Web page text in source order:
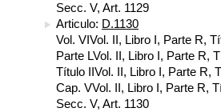
Secc. V, Art. 1129
Articulo: D.1130
Vol. VIVol. II, Libro I, Parte R,
Parte LVol. II, Libro I, Parte R,
Título IIVol. II, Libro I, Parte R,
Cap. VVol. II, Libro I, Parte R,
Secc. V, Art. 1130